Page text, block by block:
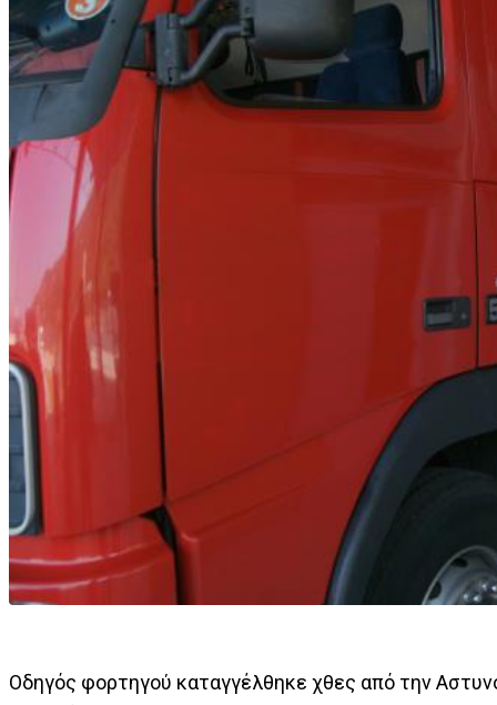
Οδηγός φορτηγού καταγγέλθηκε χθες από την